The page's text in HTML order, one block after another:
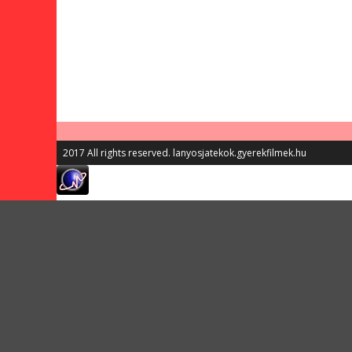
2017 All rights reserved. lanyosjatekok.gyerekfilmek.hu